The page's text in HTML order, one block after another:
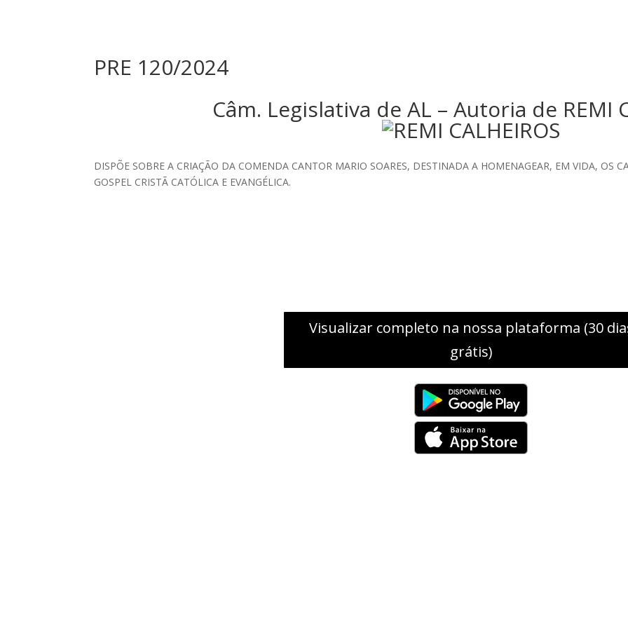
PRE 120/2024
Câm. Legislativa de AL – Autoria de REMI
DISPÕE SOBRE A CRIAÇÃO DA COMENDA CANTOR MARIO SOARES, DESTINADA A HOMENAGEAR, EM VIDA, OS
GOSPEL CRISTÃ CATÓLICA E EVANGÉLICA.
Visualizar completo na nossa plataforma (30
grátis)